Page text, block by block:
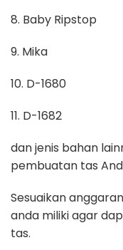
8. Baby Ripstop
9. Mika
10. D-1680
11. D-1682
dan jenis bahan
pembuatan tas
Sesuaikan
anda miliki agar
tas.